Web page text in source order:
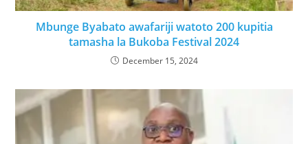
Mbunge Byabato awafariji watoto 200 kupitia
tamasha la Bukoba Festival 2024
December 15, 2024